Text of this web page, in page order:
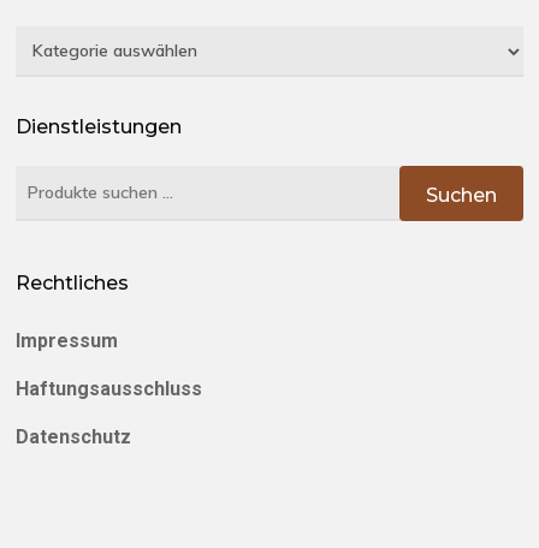
Kategorien
Dienstleistungen
Suchen
Suchen
Rechtliches
Impressum
Haftungsausschluss
Datenschutz